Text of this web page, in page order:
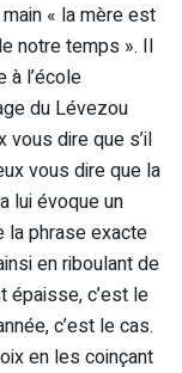
« la mère est
notre temps ». Il
à l’école
du Lévezou
vous dire que s’il
vous dire que la
lui évoque un
la phrase exacte
en riboulant de
épaisse, c’est le
c’est le cas.
en les coinçant